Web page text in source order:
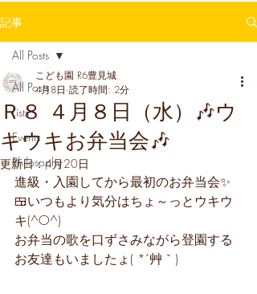
記事
All Posts
Lists
Events
Philosophy
All Posts
Ｒ８ ４月８日（水）🎶ウ
キウキお弁当会🎶
こども園 R6豊見城
4月8日 読了時間: 2分
更新日：4月20日
進級・入園してから最初のお弁当会✨
🍱いつもより気分はちょ～っとウキウ
キ(^O^)
お弁当の歌を口ずさみながら登園する
お友達もいましたょ( *´艸｀)